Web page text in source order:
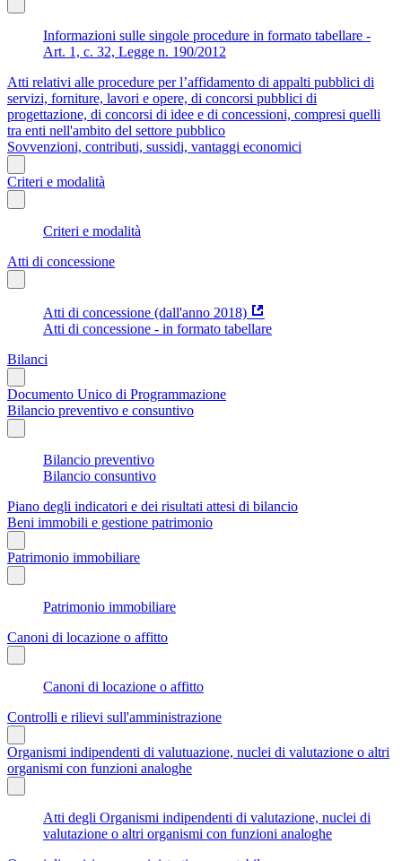
Informazioni sulle singole procedure in formato tabellare -
Art. 1, c. 32, Legge n. 190/2012
Atti relativi alle procedure per l’affidamento di appalti pubblici di
servizi, forniture, lavori e opere, di concorsi pubblici di
progettazione, di concorsi di idee e di concessioni, compresi quelli
tra enti nell'ambito del settore pubblico
Sovvenzioni, contributi, sussidi, vantaggi economici
Criteri e modalità
Criteri e modalità
Atti di concessione
Atti di concessione (dall'anno 2018)
Atti di concessione - in formato tabellare
Bilanci
Documento Unico di Programmazione
Bilancio preventivo e consuntivo
Bilancio preventivo
Bilancio consuntivo
Piano degli indicatori e dei risultati attesi di bilancio
Beni immobili e gestione patrimonio
Patrimonio immobiliare
Patrimonio immobiliare
Canoni di locazione o affitto
Canoni di locazione o affitto
Controlli e rilievi sull'amministrazione
Organismi indipendenti di valutuazione, nuclei di valutazione o altri
organismi con funzioni analoghe
Atti degli Organismi indipendenti di valutazione, nuclei di
valutazione o altri organismi con funzioni analoghe